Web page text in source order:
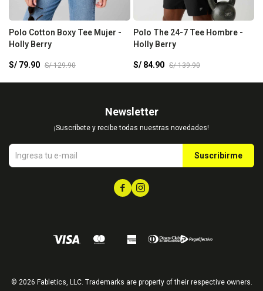
Polo Cotton Boxy Tee Mujer -
Holly Berry
S/ 79.90 S/ 129.90
Polo The 24-7 Tee Hombre -
Holly Berry
S/ 84.90 S/ 139.90
Newsletter
¡Suscríbete y recibe todas nuestras novedades!
Suscribirme
 
© 2026 Fabletics, LLC. Trademarks are property of their respective owners.